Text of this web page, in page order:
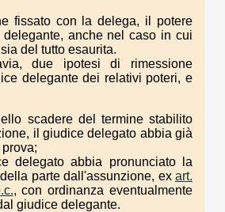
fissato con la delega, il potere
anche nel caso in cui
del tutto esaurita.
due ipotesi di rimessione
delegante dei relativi poteri, e
scadere del termine stabilito
il giudice delegato abbia già
delegato abbia pronunciato la
parte dall'assunzione, ex art.
, con ordinanza eventualmente
giudice delegante.